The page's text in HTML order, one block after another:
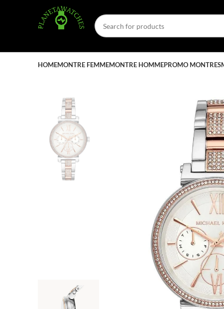
HOMEMONTRE FEMMEMONTRE HOMMEPROMO MONTRES